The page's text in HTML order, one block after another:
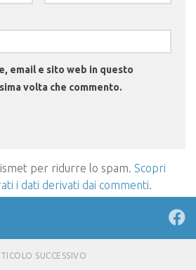
email e sito web in questo
volta che commento.
per ridurre lo spam. Scopri
i dati derivati dai commenti
SUCCESSIVO